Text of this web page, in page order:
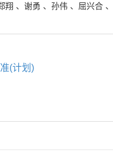
翔 、 谢勇 、 孙伟 、 屈兴合 、
(计划)